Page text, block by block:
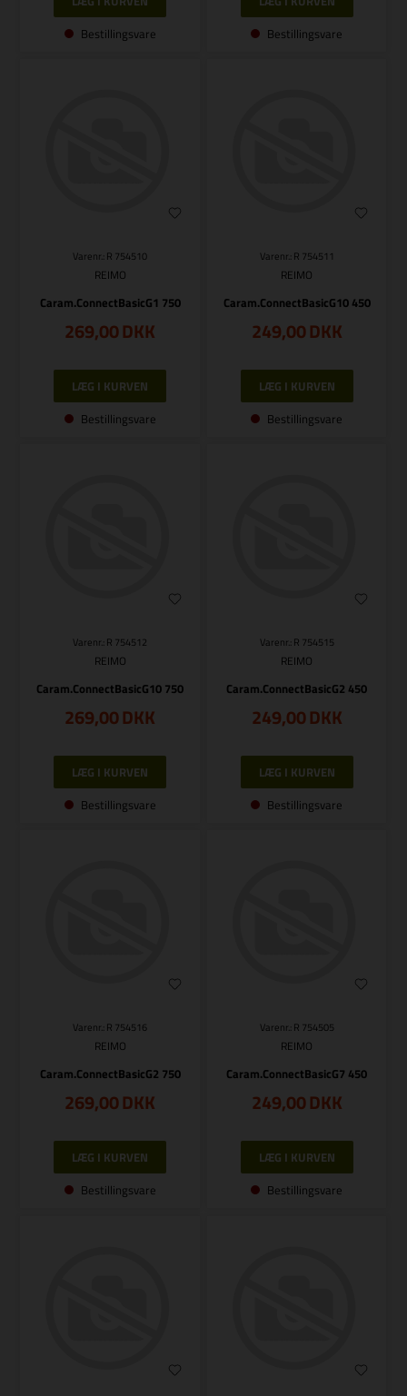
Bestillingsvare Bestillingsvare
Varenr.: R 754510
REIMO
Caram.ConnectBasicG1 750
269,00DKK
Bestillingsvare
Varenr.: R 754511
REIMO
Caram.ConnectBasicG10 450
249,00DKK
Bestillingsvare
Varenr.: R 754512
REIMO
Caram.ConnectBasicG10 750
269,00DKK
Bestillingsvare
Varenr.: R 754515
REIMO
Caram.ConnectBasicG2 450
249,00DKK
Bestillingsvare
Varenr.: R 754516
REIMO
Caram.ConnectBasicG2 750
269,00DKK
Bestillingsvare
Varenr.: R 754505
REIMO
Caram.ConnectBasicG7 450
249,00DKK
Bestillingsvare